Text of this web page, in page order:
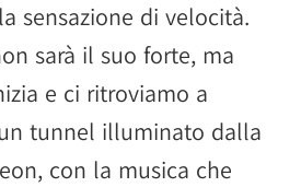
sensazione di velocità.
sarà il suo forte, ma
e ci ritroviamo a
tunnel illuminato dalla
con la musica che